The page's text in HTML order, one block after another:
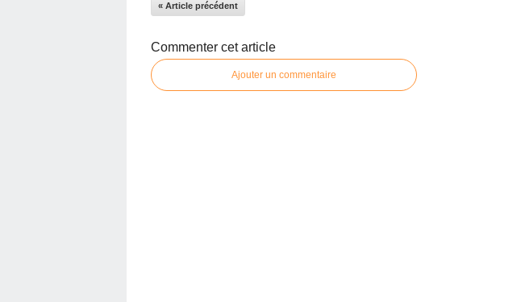
« Article précédent
Commenter cet article
Ajouter un commentaire